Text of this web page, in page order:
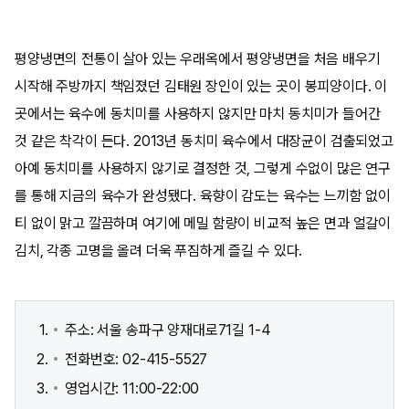
평양냉면의 전통이 살아 있는 우래옥에서 평양냉면을 처음 배우기
시작해 주방까지 책임졌던 김태원 장인이 있는 곳이 봉피양이다. 이
곳에서는 육수에 동치미를 사용하지 않지만 마치 동치미가 들어간
것 같은 착각이 든다. 2013년 동치미 육수에서 대장균이 검출되었고
아예 동치미를 사용하지 않기로 결정한 것, 그렇게 수없이 많은 연구
를 통해 지금의 육수가 완성됐다. 육향이 감도는 육수는 느끼함 없이
티 없이 맑고 깔끔하며 여기에 메밀 함량이 비교적 높은 면과 얼갈이
김치, 각종 고명을 올려 더욱 푸짐하게 즐길 수 있다.
주소: 서울 송파구 양재대로71길 1-4
전화번호: 02-415-5527
영업시간: 11:00-22:00